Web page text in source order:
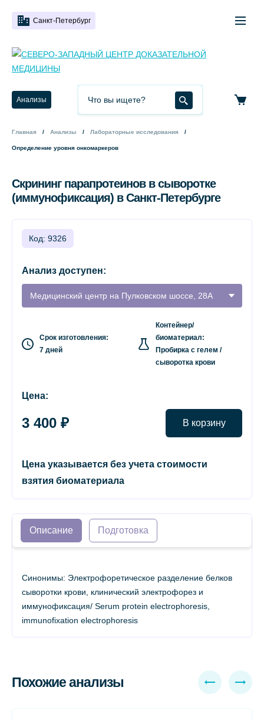
Санкт-Петербург
Анализы
Главная Анализы Лабораторные исследования
Определение уровня онкомаркеров
Скрининг парапротеинов в сыворотке
(иммунофиксация) в Санкт-Петербурге
Код: 9326
Анализ доступен:
Медицинский центр на Пулковском шоссе, 28А
Срок изготовления:
7 дней
Контейнер/
биоматериал:
Пробирка с гелем /
сыворотка крови
Цена:
3 400 ₽ В корзину
Цена указывается без учета стоимости
взятия биоматериала
Описание Подготовка
Синонимы: Электрофоретическое разделение белков
сыворотки крови, клинический электрофорез и
иммунофиксация/ Serum protein electrophoresis,
immunofixation electrophoresis
Похожие анализы